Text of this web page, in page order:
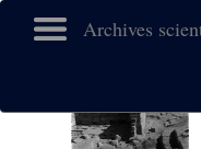
Archives